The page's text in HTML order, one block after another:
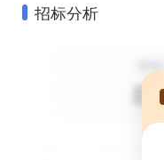
招标分析